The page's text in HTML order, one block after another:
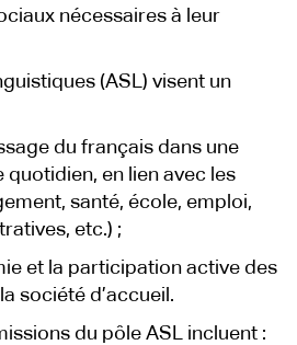
nécessaires à leur
(ASL) visent un
du français dans une
quotidien, en lien avec les
santé, école, emploi,
etc.) ;
et la participation active des
société d’accueil.
du pôle ASL incluent :